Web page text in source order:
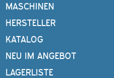
MASCHINEN
HERSTELLER
KATALOG
NEU IM ANGEBOT
LAGERLISTE